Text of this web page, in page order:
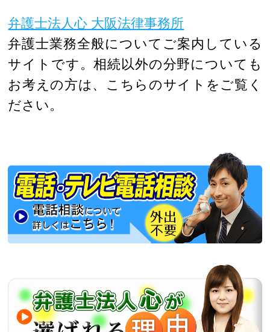
弁護士法人心 大阪法律事務所
弁護士業務全般についてご案内している
サイトです。相続以外の分野についても
お考えの方は、こちらのサイトをご覧く
ださい。